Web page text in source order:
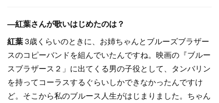
―紅葉さんが歌いはじめたのは？
紅葉3歳くらいのときに、お姉ちゃんとブルーズブラザー
スのコピーバンドを組んでいたんですね。映画の『ブルー
スブラザース２」に出てくる男の子役として、タンバリン
を持ってコーラスするぐらいしかできなかったんですけ
ど。そこから私のブルース人生がはじまりました。ちゃん